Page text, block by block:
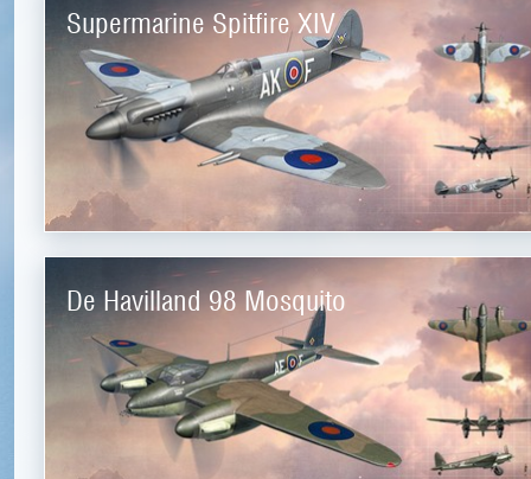
Supermarine Spitfire XIV
De Havilland 98 Mosquito